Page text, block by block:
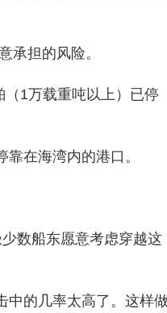
承担的风险。
1万载重吨以上）已停
在海湾内的港口。
数船东愿意考虑穿越这
中的几率太高了。这样